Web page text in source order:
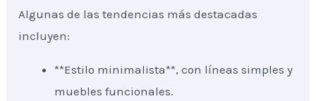
Algunas de las tendencias más destacadas
incluyen:
**Estilo minimalista**, con líneas simples y
muebles funcionales.